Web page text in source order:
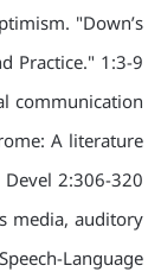
"Down’s
Practice." 1:3-9.
communication
A literature
2:306-320.
media, auditory
Language